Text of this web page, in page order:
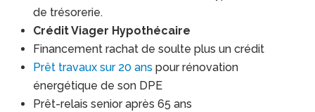
de trésorerie.
Crédit Viager Hypothécaire
Financement rachat de soulte plus un crédit
Prêt travaux sur 20 ans pour rénovation
énergétique de son DPE
Prêt-relais senior après 65 ans